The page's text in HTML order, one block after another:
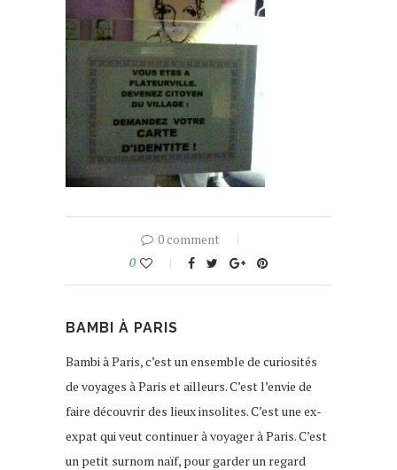
0 comment
0
BAMBI À PARIS
Bambi à Paris, c’est un ensemble de curiosités
de voyages à Paris et ailleurs. C’est l’envie de
faire découvrir des lieux insolites. C’est une ex-
expat qui veut continuer à voyager à Paris. C’est
un petit surnom naïf, pour garder un regard